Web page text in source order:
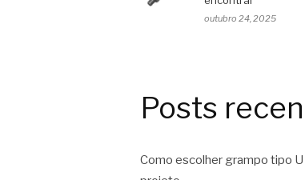
outubro 24, 2025
Posts
Como escolher grampo tipo U